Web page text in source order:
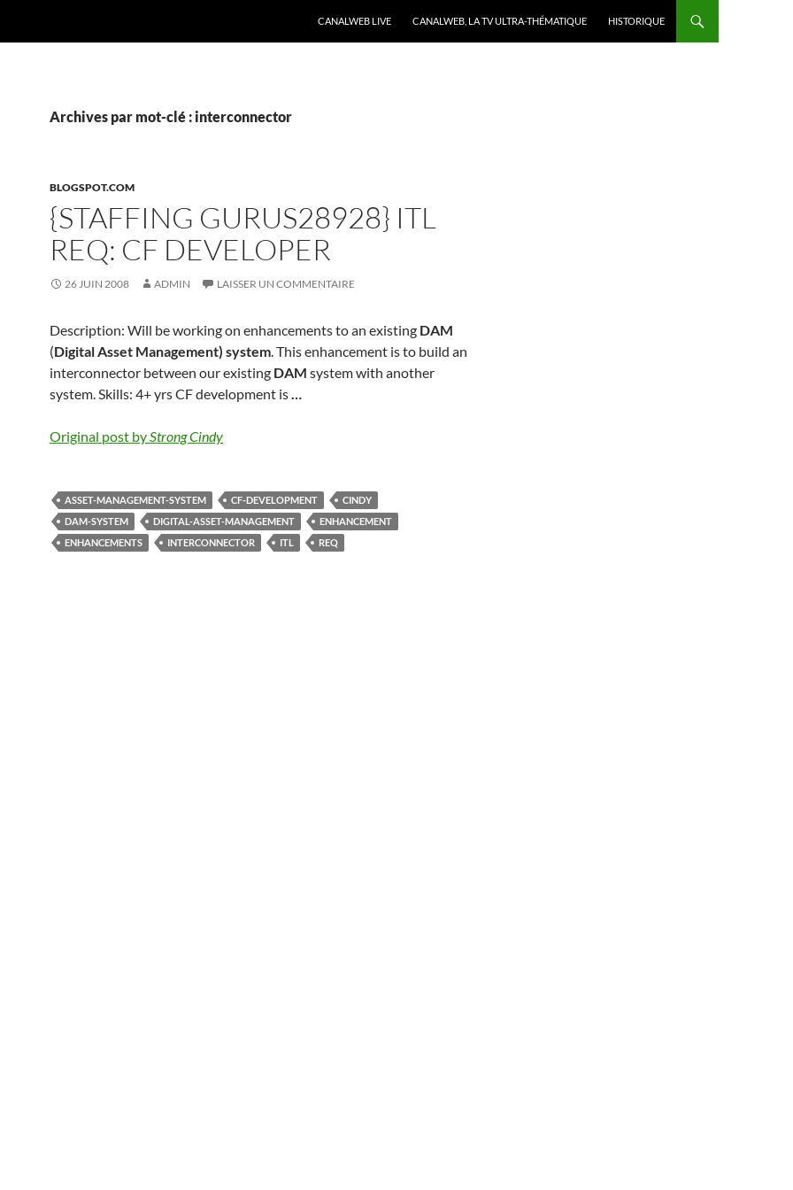
CANALWEB LIVE CANALWEB, LA TV ULTRA-THÉMATIQUE HISTORIQUE
Archives par mot-clé : interconnector
BLOGSPOT.COM
{STAFFING GURUS28928} ITL
REQ: CF DEVELOPER
26 JUIN 2008 ADMIN LAISSER UN COMMENTAIRE
Description: Will be working on enhancements to an existing DAM
(Digital Asset Management) system. This enhancement is to build an
interconnector between our existing DAM system with another
system. Skills: 4+ yrs CF development is…
Original post byStrong Cindy
ASSET-MANAGEMENT-SYSTEM CF-DEVELOPMENT
CINDY
DAM-SYSTEM
DIGITAL-ASSET-MANAGEMENT
ENHANCEMENT
ENHANCEMENTS
INTERCONNECTOR ITL REQ